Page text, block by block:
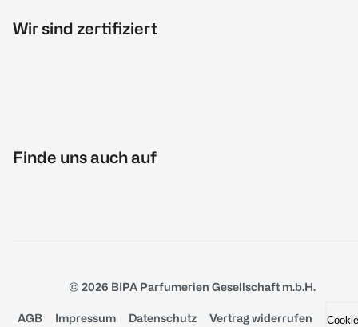
Wir sind zertifiziert
Finde uns auch auf
© 2026 BIPA Parfumerien Gesellschaft m.b.H.
AGB Impressum Datenschutz Vertrag widerrufen